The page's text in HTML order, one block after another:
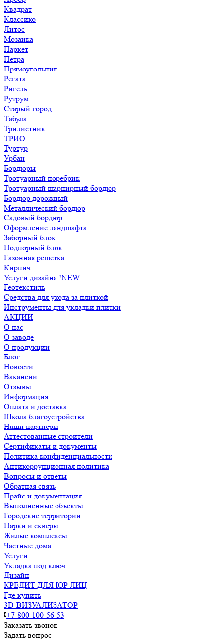
Квадрат
Классико
Литос
Мозаика
Паркет
Петра
Прямоугольник
Регата
Ригель
Рутрум
Старый город
Табула
Трилистник
ТРИО
Туртур
Урбан
Бордюры
Тротуарный поребрик
Тротуарный шарнирный бордюр
Бордюр дорожный
Металлический бордюр
Садовый бордюр
Оформление ландшафта
Заборный блок
Подпорный блок
Газонная решетка
Кирпич
Услуги дизайна !NEW
Геотекстиль
Средства для ухода за плиткой
Инструменты для укладки плитки
АКЦИИ
О нас
О заводе
О продукции
Блог
Новости
Вакансии
Отзывы
Информация
Оплата и доставка
Школа благоустройства
Наши партнёры
Аттестованные строители
Сертификаты и документы
Политика конфиденциальности
Антикоррупционная политика
Вопросы и ответы
Обратная связь
Прайс и документация
Выполненные объекты
Городские территории
Парки и скверы
Жилые комплексы
Частные дома
Услуги
Укладка под ключ
Дизайн
КРЕДИТ ДЛЯ ЮР ЛИЦ
Где купить
3D-ВИЗУАЛИЗАТОР
+7-800-100-56-53
Заказать звонок
Задать вопрос